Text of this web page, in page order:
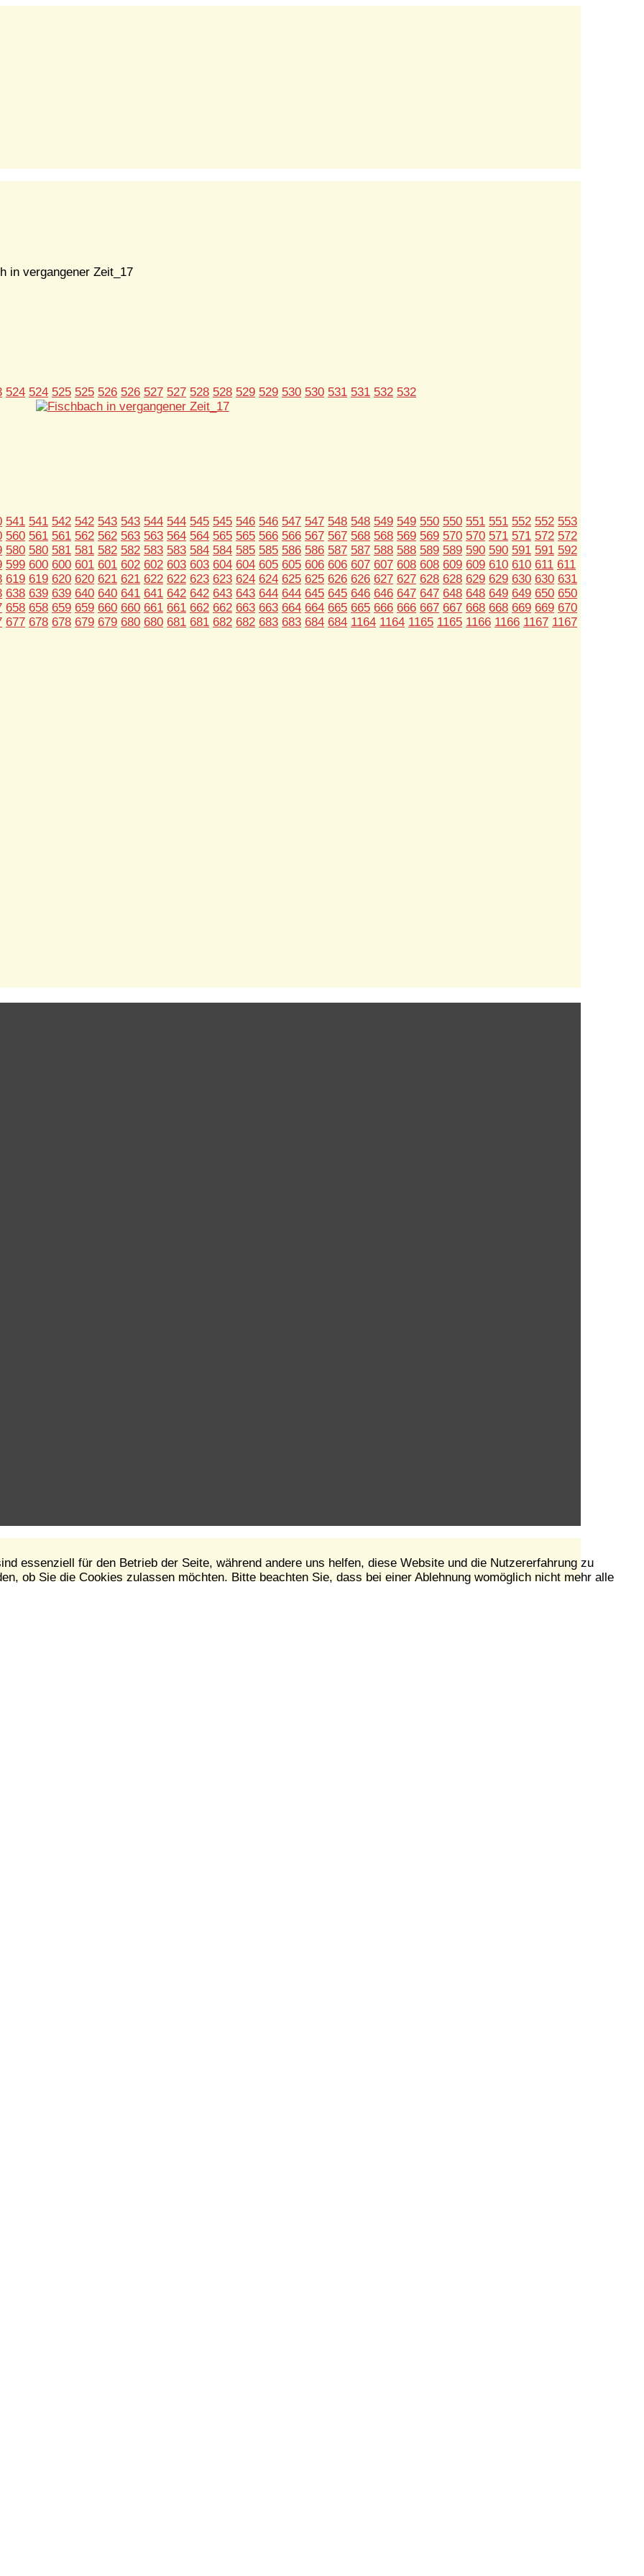
in vergangener Zeit_17
524 524 525 525 526 526 527 527 528 528 529 529 530 530 531 531 532 532
541 541 542 542 543 543 544 544 545 545 546 546 547 547 548 548 549 549 550 550 551 551 552 552 553
560 561 561 562 562 563 563 564 564 565 565 566 566 567 567 568 568 569 569 570 570 571 571 572 572
580 580 581 581 582 582 583 583 584 584 585 585 586 586 587 587 588 588 589 589 590 590 591 591 592
599 600 600 601 601 602 602 603 603 604 604 605 605 606 606 607 607 608 608 609 609 610 610 611 611
619 619 620 620 621 621 622 622 623 623 624 624 625 625 626 626 627 627 628 628 629 629 630 630 631
638 639 639 640 640 641 641 642 642 643 643 644 644 645 645 646 646 647 647 648 648 649 649 650 650
658 658 659 659 660 660 661 661 662 662 663 663 664 664 665 665 666 666 667 667 668 668 669 669 670
677 678 678 679 679 680 680 681 681 682 682 683 683 684 684 1164 1164 1165 1165 1166 1166 1167 1167
essenziell für den Betrieb der Seite, während andere uns helfen, diese Website und die Nutzererfahrung zu
ob Sie die Cookies zulassen möchten. Bitte beachten Sie, dass bei einer Ablehnung womöglich nicht mehr alle